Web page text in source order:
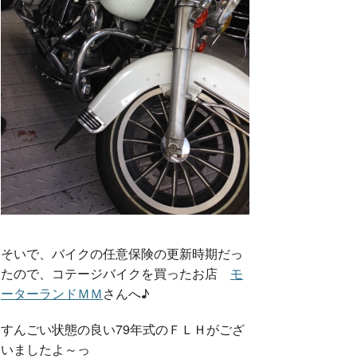
そいで、バイクの任意保険の更新時期だっ
たので、コテージバイクを買ったお店 モ
ーターランドＭＭさんへ♪
すんごい状態の良い79年式のＦＬＨがござ
いましたよ～っ